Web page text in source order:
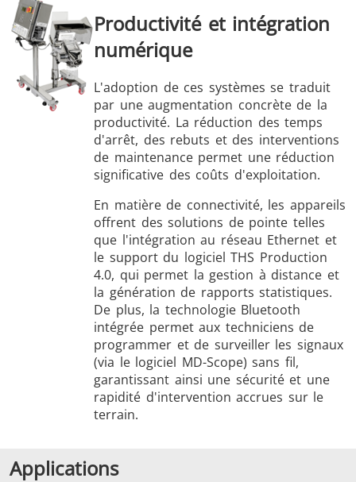
Productivité et intégration
numérique
L'adoption de ces systèmes se traduit
par une augmentation concrète de la
productivité. La réduction des temps
d'arrêt, des rebuts et des interventions
de maintenance permet une réduction
significative des coûts d'exploitation.
En matière de connectivité, les appareils
offrent des solutions de pointe telles
que l'intégration au réseau Ethernet et
le support du logiciel THS Production
4.0, qui permet la gestion à distance et
la génération de rapports statistiques.
De plus, la technologie Bluetooth
intégrée permet aux techniciens de
programmer et de surveiller les signaux
(via le logiciel MD-Scope) sans fil,
garantissant ainsi une sécurité et une
rapidité d'intervention accrues sur le
terrain.
Applications